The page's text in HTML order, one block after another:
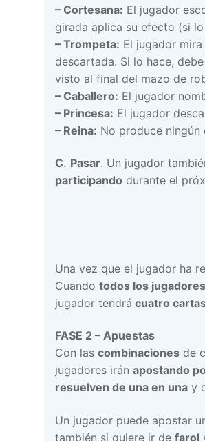
– Cortesana: El jugador
girada aplica su efecto (si
– Trompeta: El jugador
descartada. Si lo hace,
visto al final del mazo de
– Caballero: El jugador
– Princesa: El jugador
– Reina: No produce ningún
C. Pasar. Un jugador
participando durante el
Una vez que el jugador ha
Cuando todos los
jugador tendrá cuatro
FASE 2 – Apuestas
Con las combinaciones de
jugadores irán apostando
resuelven de una en una y
Un jugador puede apostar
también si quiere ir de farol